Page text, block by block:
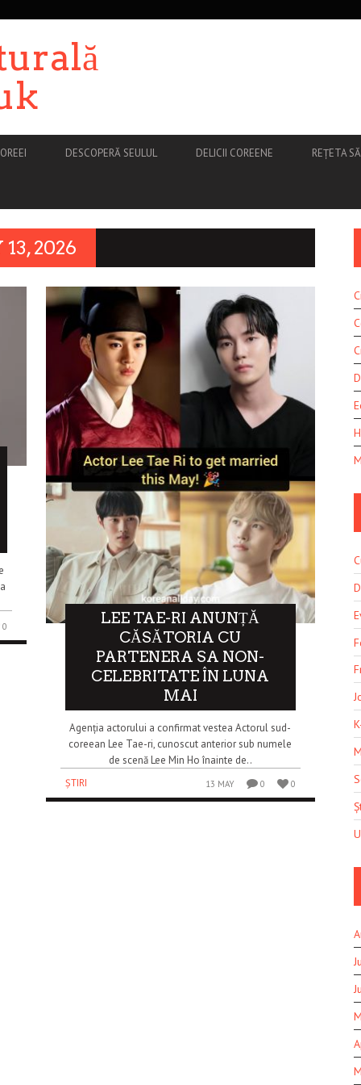
DESCOPERĂ SEULUL DELICII COREENE REȚETA
2026
0
LEE TAE-RI ANUNȚĂ
CĂSĂTORIA CU
PARTENERA SA NON-
CELEBRITATE ÎN LUNA
MAI
Agenția actorului a confirmat vestea Actorul sud-
coreean Lee Tae-ri, cunoscut anterior sub numele
de scenă Lee Min Ho înainte de..
ȘTIRI
13 MAY 0 0